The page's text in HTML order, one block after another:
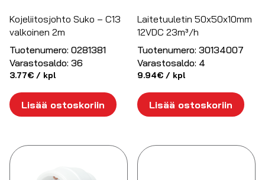
Kojeliitosjohto Suko – C13
valkoinen 2m
Tuotenumero: 0281381
Varastosaldo: 36
3.77€ / kpl
Lisää ostoskoriin
Laitetuuletin 50x50x10mm
12VDC 23m³/h
Tuotenumero: 30134007
Varastosaldo: 4
9.94€ / kpl
Lisää ostoskoriin